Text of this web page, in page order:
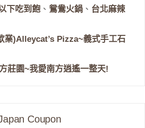
下吃到飽 、鴛鴦火鍋 、 台北麻辣
業)Alleycat’s Pizza~義式手工石
莊園~我愛南方逍遙一整天!
Coupon